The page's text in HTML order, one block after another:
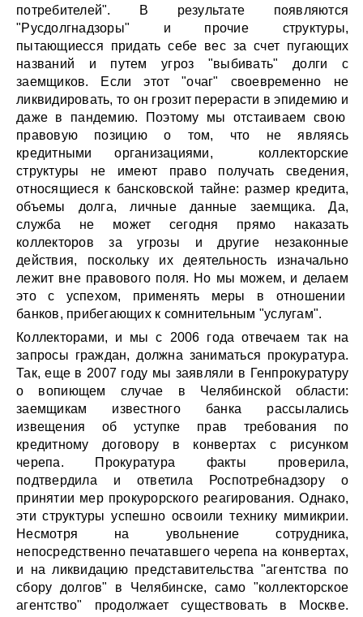
потребителей". В результате появляются
"Русдолгнадзоры" и прочие структуры,
пытающиесся придать себе вес за счет пугающих
названий и путем угроз "выбивать" долги с
заемщиков. Если этот "очаг" своевременно не
ликвидировать, то он грозит перерасти в эпидемию и
даже в пандемию. Поэтому мы отстаиваем свою
правовую позицию о том, что не являясь
кредитными организациями, коллекторские
структуры не имеют право получать сведения,
относящиеся к бансковской тайне: размер кредита,
объемы долга, личные данные заемщика. Да,
служба не может сегодня прямо наказать
коллекторов за угрозы и другие незаконные
действия, поскольку их деятельность изначально
лежит вне правового поля. Но мы можем, и делаем
это с успехом, применять меры в отношении
банков, прибегающих к сомнительным "услугам".
Коллекторами, и мы с 2006 года отвечаем так на
запросы граждан, должна заниматься прокуратура.
Так, еще в 2007 году мы заявляли в Генпрокуратуру
о вопиющем случае в Челябинской области:
заемщикам известного банка рассылались
извещения об уступке прав требования по
кредитному договору в конвертах с рисунком
черепа. Прокуратура факты проверила,
подтвердила и ответила Роспотребнадзору о
принятии мер прокурорского реагирования. Однако,
эти структуры успешно освоили технику мимикрии.
Несмотря на увольнение сотрудника,
непосредственно печатавшего черепа на конвертах,
и на ликвидацию представительства "агентства по
сбору долгов" в Челябинске, само "коллекторское
агентство" продолжает существовать в Москве.